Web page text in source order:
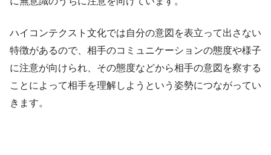
ハイコンテクスト文化では自分の意図を表立って出さない
特徴があるので、相手のコミュニケーションの態度や様子
に注意が向けられ、その態度などから相手の意図を察する
ことによって相手を理解しようという姿勢につながってい
きます。